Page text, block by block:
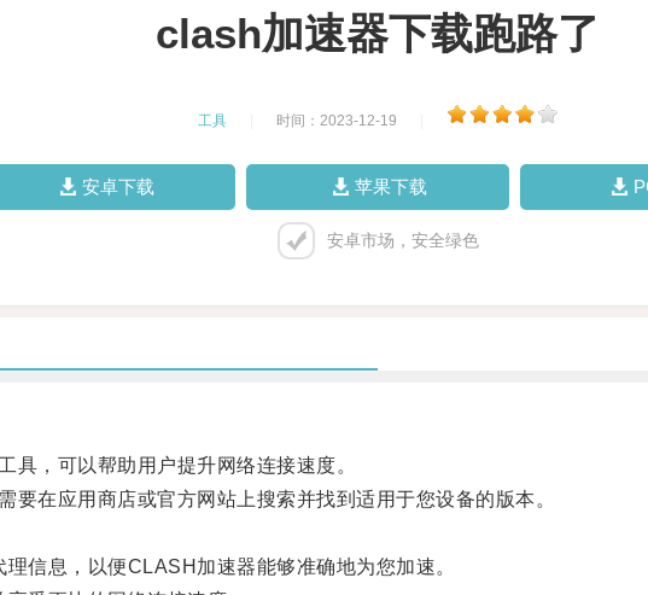
clash加速器下载跑路了
工具 时间：2023-12-19
安卓下载 苹果下载
安卓市场，安全绿色
，可以帮助用户提升网络连接速度。
在应用商店或官方网站上搜索并找到适用于您设备的版本。
息，以便CLASH加速器能够准确地为您加速。